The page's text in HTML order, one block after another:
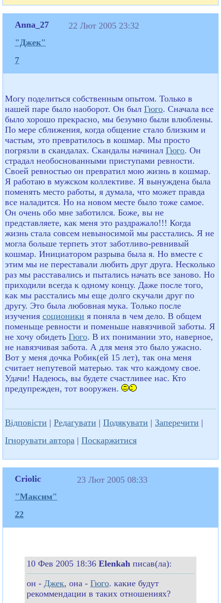
Anna_27
"Джек"
7
22 Лют 2005 23:32
Могу поделиться собственным опытом. Только в
нашей паре было наоборот. Он был Гюго. Сначала все
было хорошо прекрасно, мы безумно были влюблены.
По мере сближения, когда общение стало близким и
частым, это превратилось в кошмар. Мы просто
погрязли в скандалах. Скандалы начинал Гюго. Он
страдал необоснованными приступами ревности.
Своей ревностью он превратил мою жизнь в кошмар.
Я работаю в мужском коллективе. Я вынуждена была
поменять место работы, я думала, что может правда
все наладится. Но на новом месте было тоже самое.
Он очень обо мне заботился. Боже, вы не
представляете, как меня это раздражало!!! Когда
жизнь стала совсем невыносимой мы расстались. Я не
могла больше терпеть этот заботливо-ревнивый
кошмар. Инициатором разрыва была я. Но вместе с
этим мы не переставали любить друг друга. Несколько
раз мы расставались и пытались начать все заново. Но
приходили всегда к одному концу. Даже после того,
как мы расстались мы еще долго скучали друг по
другу. Это была любовная мука. Только после
изучения соционики я поняла в чем дело. В общем
поменьще ревности и поменьше навязчивой заботы. Я
не хочу обидеть Гюго. В их понимании это, наверное,
не навязчивая забота. А для меня это было ужасно.
Вот у меня дочка Робик(ей 15 лет), так она меня
считает непутевой матерью. так что каждому свое.
Удачи! Надеюсь, вы будете счастливее нас. Кто
предупрежден, тот вооружен.
Відповісти | Редагувати | Подякувати | Заперечити |
Ігнорувати автора | Поскаржитися
Criolic
"Максим"
22
23 Лют 2005 08:33
10 Фев 2005 18:36 Elenkah писав(ла):
он - Джек, она - Гюго. какие будут
рекоммендации в таких отношениях?